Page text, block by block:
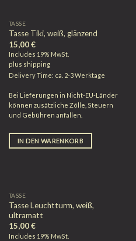
TASSE
Tasse Tiki, weiß, glänzend
15,00€
Includes 19% MwSt.
plus shipping
Delivery Time: ca. 2-3 Werktage
Bei Lieferungen in Nicht-EU-Länder
können zusätzliche Zölle, Steuern
und Gebühren anfallen.
IN DEN WARENKORB
TASSE
Tasse Leuchtturm, weiß,
ultramatt
15,00€
Includes 19% MwSt.